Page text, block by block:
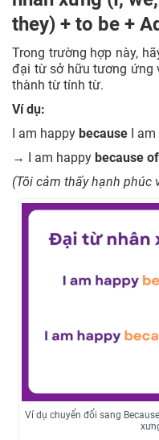
they) + to be +
Trong trường hợp này,
đại từ sở hữu tương ứng
thành từ tính từ.
Ví dụ:
I am happy because I am
→ I am happy because of
(Tôi cảm thấy hạnh phúc
Ví dụ chuyển đổi sang